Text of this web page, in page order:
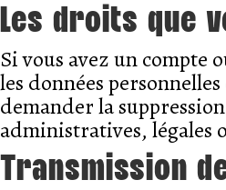
Les droits que
Si vous avez un compte
les données
demander la
administratives, légales
Transmission